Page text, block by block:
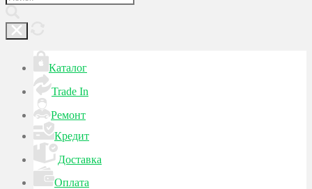
Каталог
Trade In
Ремонт
Кредит
Доставка
Оплата